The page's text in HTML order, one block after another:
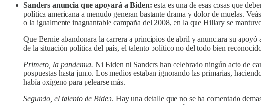
Sanders anuncia que apoyará a Biden: esta es una de esas cosas que
política americana a menudo generan bastante drama y dolor de muelas.
o la igualmente inaguantable campaña del 2008, en la que Hillary se
Que Bernie abandonara la carrera a principios de abril y anunciara su
de la situación política del país, el talento político no del todo bien
Primero, la pandemia. Ni Biden ni Sanders han celebrado ningún acto de
pospuestas hasta junio. Los medios estaban ignorando las primarias,
había oxígeno para pelearse más.
Segundo, el talento de Biden. Hay una detalle que no se ha comentado